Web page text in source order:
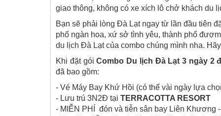
giao thông, không có xe xích lô chở khách du
Bạn sẽ phải lòng Đà Lạt ngay từ lần đầu tiên
phố ngàn hoa, xứ sở tình yêu, thành phố
du lịch Đà Lạt của combo chúng mình nha.
Khi đặt góiCombo Du lịch Đà Lạt 3 ngày 2
đã bao gồm:
- Vé Máy Bay Khứ Hồi (có thể vài ngày lựa
- Lưu trú 3N2Đ tại TERRACOTTA RESORT
- MIỄN PHÍ đón và tiễn sân bay Liên Khương